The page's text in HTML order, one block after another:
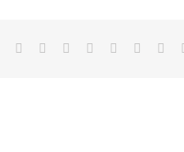
Facebook Reddit LinkedIn
TumblrPinterest